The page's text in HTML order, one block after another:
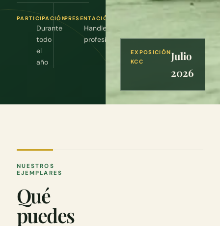
PARTICIPACIÓN
Durante
todo
el
año
PRESENTACIÓN
Handlers
profesionales
EXPOSICIÓN
KCC
Julio
2026
NUESTROS
EJEMPLARES
Qué
puedes